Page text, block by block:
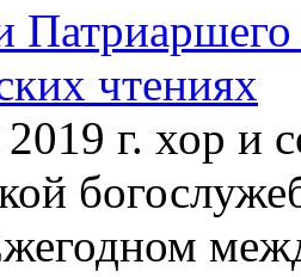
чтениях
г. хор и